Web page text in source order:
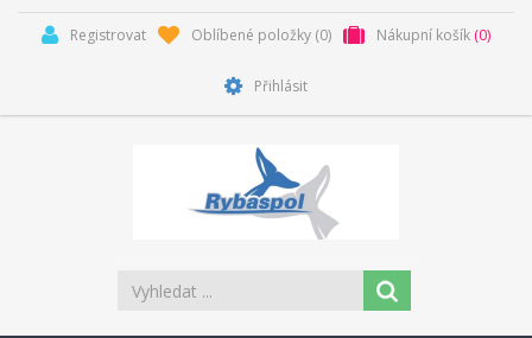
Registrovat Oblíbené položky (0) Nákupní košík (0)
Přihlásit